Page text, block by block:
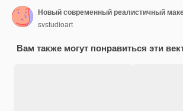
svstudioart
Вам также могут понравиться эти